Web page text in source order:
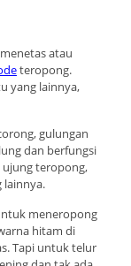
atau
teropong.
yang lainnya,
gulungan
dan berfungsi
ujung teropong,
lainnya.
meneropong
hitam di
Tapi untuk telur